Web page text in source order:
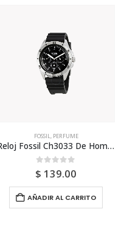
Reloj Fossil Ch3033 De Hombre Reloj Fossil
AÑADIR AL